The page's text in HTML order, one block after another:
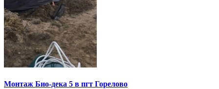
Монтаж Био-дека 5 в пгт Горелово